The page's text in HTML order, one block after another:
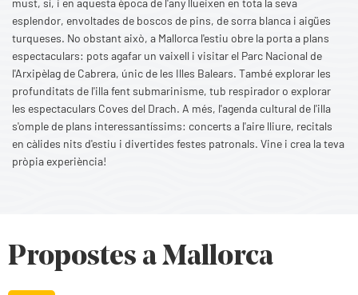
must, sí, i en aquesta època de l'any llueixen en tota la seva
esplendor, envoltades de boscos de pins, de sorra blanca i aigües
turqueses. No obstant això, a Mallorca l'estiu obre la porta a plans
espectaculars: pots agafar un vaixell i visitar el Parc Nacional de
l'Arxipèlag de Cabrera, únic de les Illes Balears. També explorar les
profunditats de l'illa fent submarinisme, tub respirador o explorar
les espectaculars Coves del Drach. A més, l'agenda cultural de l'illa
s'omple de plans interessantíssims: concerts a l'aire lliure, recitals
en càlides nits d'estiu i divertides festes patronals. Vine i crea la teva
pròpia experiència!
Propostes a Mallorca